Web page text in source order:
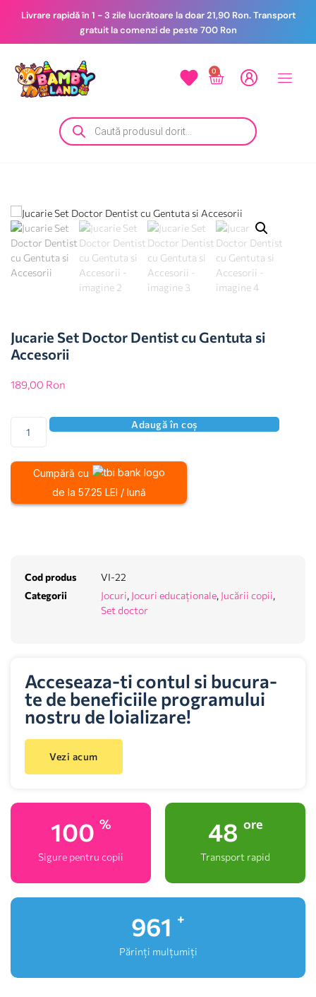
Livrare rapidă în 1 - 3 zile lucrătoare la doar 21,90 Ron. Transport
gratuit la comenzi de peste 700 Ron
0
Jucarie Set Doctor Dentist cu Gentuta si
Accesorii
189,00 Ron
Adaugă în coș
Cumpără cu
de la 57.25 LEI / lună
Cod produs
VI-22
Categorii
Jocuri, Jocuri educaționale, Jucării copii,
Set doctor
Acceseaza-ti contul si bucura-
te de beneficiile programului
nostru de loializare!
Vezi acum
100 %
Sigure pentru copii
48 ore
Transport rapid
1,000
Părinți mulțumiți